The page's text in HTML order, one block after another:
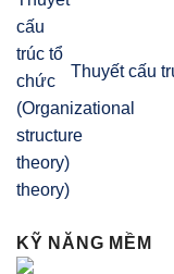
Thuyết cấu
theory)
KỸ NĂNG MỀM